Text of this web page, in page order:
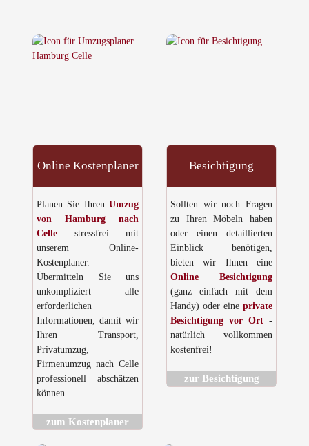
Online Kostenplaner
Planen Sie Ihren Umzug
von Hamburg nach
Celle stressfrei mit
unserem Online-
Kostenplaner.
Übermitteln Sie uns
unkompliziert alle
erforderlichen
Informationen, damit wir
Ihren Transport,
Privatumzug,
Firmenumzug nach Celle
professionell abschätzen
können.
zum Kostenplaner
Besichtigung
Sollten wir noch Fragen
zu Ihren Möbeln haben
oder einen detaillierten
Einblick benötigen,
bieten wir Ihnen eine
Online Besichtigung
(ganz einfach mit dem
Handy) oder eine private
Besichtigung vor Ort -
natürlich vollkommen
kostenfrei!
zur Besichtigung